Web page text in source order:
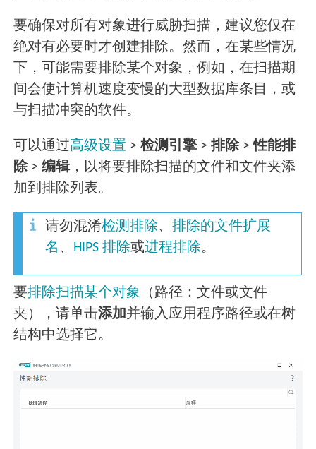
要确保对所有对象进行威胁扫描，建议您仅在
绝对有必要时才创建排除。然而，在某些情况
下，可能需要排除某个对象，例如，在扫描期
间会使计算机速度变慢的大型数据库条目，或
与扫描冲突的软件。
可以通过高级设置 >检测引擎> 排除>性能排
除>编辑，以将要排除扫描的文件和文件夹添
加到排除列表。
请勿混淆检测排除、排除的文件扩展
名 、 HIPS 排除或进程排除。
要排除扫描某个对象 （路径：文件或文件
夹），请单击添加 并输入应用程序路径或在树
结构中选择它。